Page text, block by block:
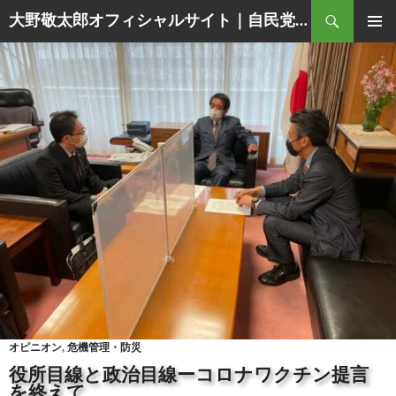
大野敬太郎オフィシャルサイト｜自民党香川３区衆議院議員
Search
MENU
TO
CONTENT
オピニオン, 危機管理・防災
役所目線と政治目線ーコロナワクチン提言